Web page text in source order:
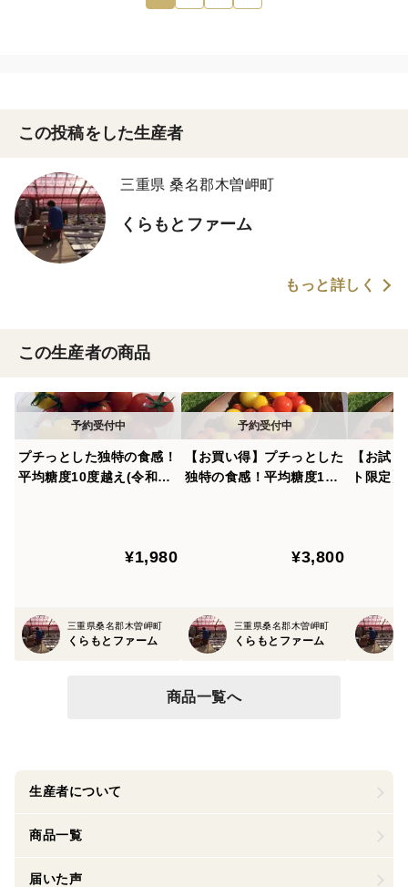
※収穫状況により比率は前後することがあります すべて完熟状
🌱 栽培へのこだわり
✔ できる限り 有機肥料中心の低化学栽培
✔ 水やりは極限まで控えて、トマト本来の甘みを引き出す
✔ 鮮度保持のため、朝採り当日に選別・梱包して発送
自然の力を活かし、ひとつひとつ丁寧に育てたからこそ、
📦お届け・保存方法
・クール便にて鮮度そのままお届け🚚
進みます）
🎁こんな方におすすめ
✅ トマトが苦手だったお子さまへの“はじめてのトマト”に
✅ 食卓に彩りを添えたい方に
自然の恵みが詰まった“宝石箱”のようなトマトセット、
数量に限りがありますので、お早めにご注文ください📩
この投稿をした生産者
三重県 桑名郡木曽岬町
くらもとファーム
もっと詳しく
この生産者の商品
プチっとした独特の食感！
平均糖度10度越え(令和5
¥1,980
三重県桑名郡木曽岬町
くらもとファーム
【お買い得】プチっとした
独特の食感！平均糖度10
¥3,800
三重県桑名郡木曽岬町
くらもとファーム
【お試
ト限定
商品一覧へ
生産者について
商品一覧
届いた声